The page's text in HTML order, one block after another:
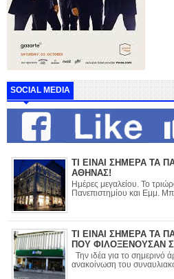
SOCIAL MEDIA
ΤΙ ΕΙΝΑΙ ΣΗΜΕΡΑ ΤΑ
ΑΘΗΝΑΣ!
Ημέρες μεγαλείου. Το
ΤΙ ΕΙΝΑΙ ΣΗΜΕΡΑ ΤΑ
ΠΟΥ ΦΙΛΟΞΕΝΟΥΣΑΝ
Την ιδέα για το σημερινό
ανακοίνωση του